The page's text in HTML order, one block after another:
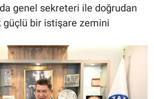
genel sekreteri ile doğrudan
güçlü bir istişare zemini